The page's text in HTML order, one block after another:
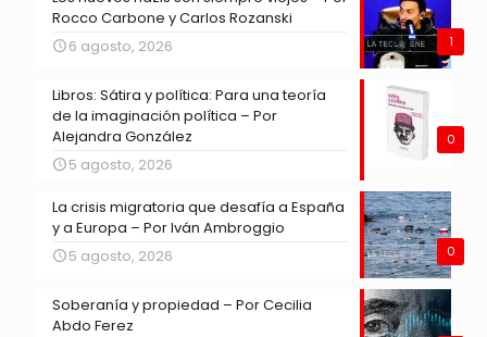
1
Rocco Carbone y Carlos Rozanski
6 agosto, 2026
0
Libros: Sátira y política: Para una teoría
de la imaginación política – Por
Alejandra González
5 agosto, 2026
0
La crisis migratoria que desafía a España
y a Europa – Por Iván Ambroggio
5 agosto, 2026
Soberanía y propiedad – Por Cecilia
Abdo Ferez